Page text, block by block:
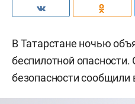
В Татарстане ночью
беспилотной
безопасности